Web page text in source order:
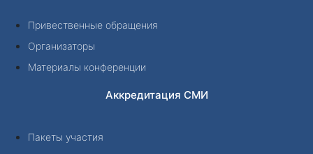
Привественные обращения
Организаторы
Материалы конференции
Аккредитация СМИ
Пакеты участия